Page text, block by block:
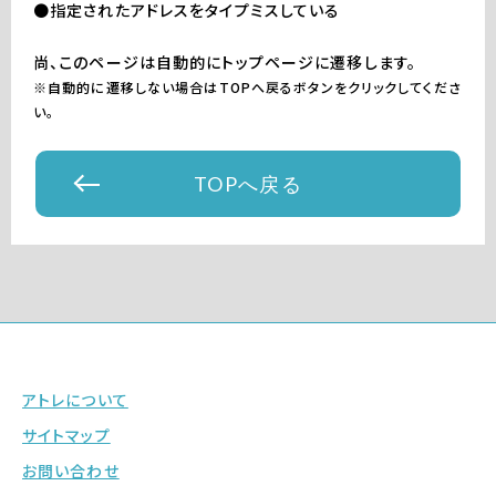
●指定されたアドレスをタイプミスしている
尚、このページは自動的にトップページに遷移します。
※自動的に遷移しない場合はTOPへ戻るボタンをクリックしてくださ
い。
TOPへ戻る
アトレについて
サイトマップ
お問い合わせ